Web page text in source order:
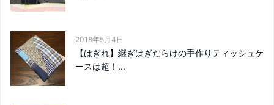
2018年5月4日
【はぎれ】継ぎはぎだらけの手作りティッシュケ
ースは超！...